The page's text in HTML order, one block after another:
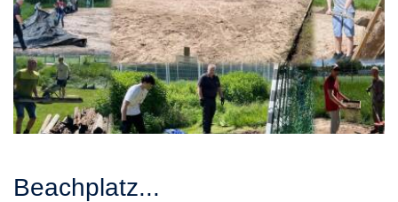
Beachplatz...